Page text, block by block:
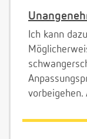
Ich kann
vorbeigehen.